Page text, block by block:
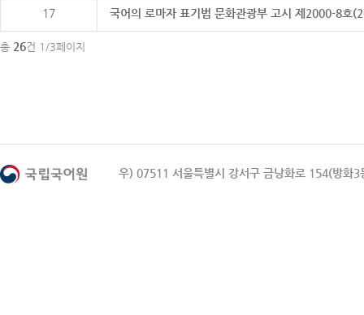
17 국어의 로마자 표기법 문화관광부 고시 제2000-8호
총 26건 1/3페이지
우) 07511 서울특별시 강서구 금낭화로 154(방화3